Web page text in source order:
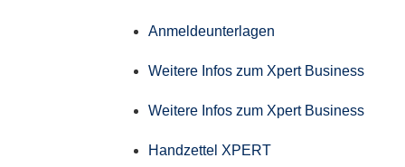
Anmeldeunterlagen
Weitere Infos zum Xpert Business
Weitere Infos zum Xpert Business
Handzettel XPERT